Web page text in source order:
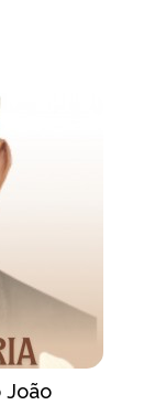
João